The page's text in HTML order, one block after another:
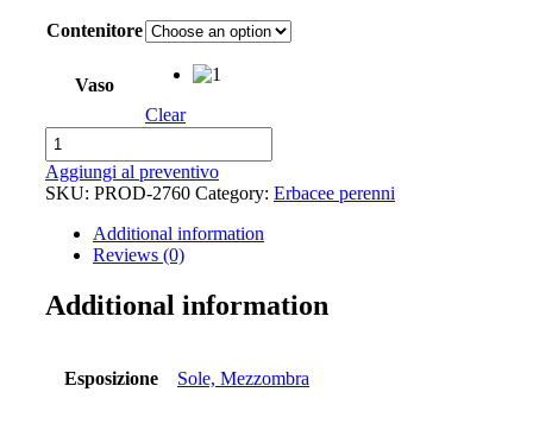
Contenitore
Vaso
Clear
Anemone
-
Wild
Swan
quantity
Aggiungi al preventivo
SKU: PROD-2760 Category: Erbacee perenni
Additional information
Reviews (0)
Additional information
Esposizione Sole, Mezzombra